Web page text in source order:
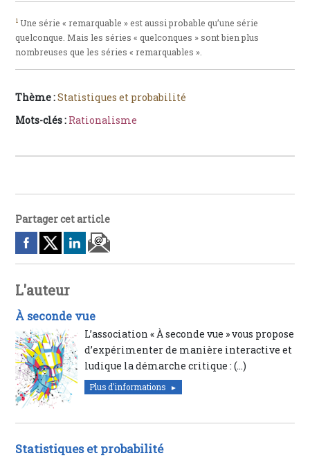
1 Une série « remarquable » est aussi probable qu’une série
quelconque. Mais les séries « quelconques » sont bien plus
nombreuses que les séries « remarquables ».
Thème :Statistiques et probabilité
Mots-clés : Rationalisme
Partager cet article
L'auteur
À seconde vue
L’association « À seconde vue » vous propose
d’expérimenter de manière interactive et
ludique la démarche critique : (…)
Plus d'informations
Statistiques et probabilité